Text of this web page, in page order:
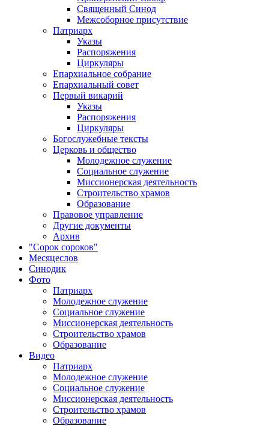
Священный Синод
Межсоборное присутствие
Патриарх
Указы
Распоряжения
Циркуляры
Епархиальное собрание
Епархиальный совет
Первый викарий
Указы
Распоряжения
Циркуляры
Богослужебные тексты
Церковь и общество
Молодежное служение
Социальное служение
Миссионерская деятельность
Строительство храмов
Образование
Правовое управление
Другие документы
Архив
"Сорок сороков"
Месяцеслов
Синодик
Фото
Патриарх
Молодежное служение
Социальное служение
Миссионерская деятельность
Строительство храмов
Образование
Видео
Патриарх
Молодежное служение
Социальное служение
Миссионерская деятельность
Строительство храмов
Образование